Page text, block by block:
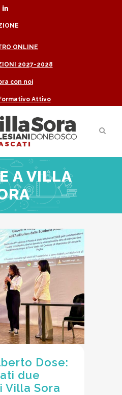
ONLINE
2027-2028
con noi
Attivo
A VILLA
Dose:
due
Villa Sora